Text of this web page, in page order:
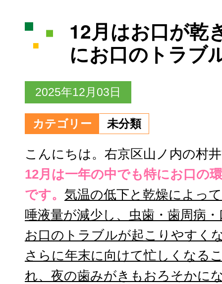
12月はお口が乾
にお口のトラブ
2025年12月03日
カテゴリー 未分類
こんにちは。右京区山ノ内の村
12月は一年の中でも特にお口の
です。 気温の低下と乾燥によって
唾液量が減少し、虫歯・歯周病
お口のトラブルが起こりやすく
さらに年末に向けて忙しくなる
れ、夜の歯みがきもおろそかに